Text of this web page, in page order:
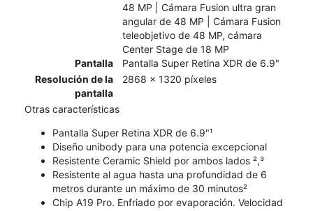
48 MP | Cámara Fusion ultra gran
angular de 48 MP | Cámara Fusion
teleobjetivo de 48 MP, cámara
Center Stage de 18 MP
Pantalla
Pantalla Super Retina XDR de 6.9"
Resolución de la
pantalla
2868 x 1320 píxeles
Otras características
Pantalla Super Retina XDR de 6.9"¹
Diseño unibody para una potencia excepcional
Resistente Ceramic Shield por ambos lados ²,³
Resistente al agua hasta una profundidad de 6
metros durante un máximo de 30 minutos²
Chip A19 Pro. Enfriado por evaporación. Velocidad